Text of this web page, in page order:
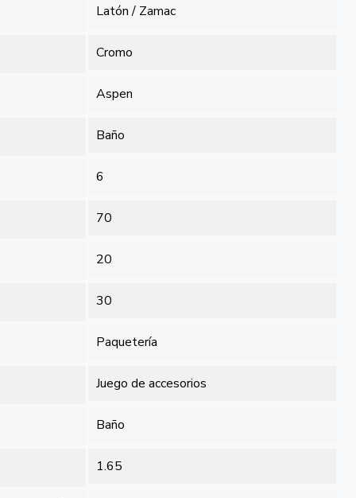
Latón / Zamac
Cromo
Aspen
Baño
6
70
20
30
Paquetería
Juego de accesorios
Baño
1.65